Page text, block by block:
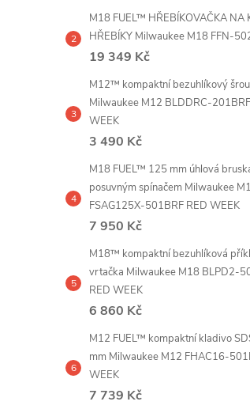
e
l
M18 FUEL™ HŘEBÍKOVAČKA NA
HŘEBÍKY Milwaukee M18 FFN-
19 349 Kč
M12™ kompaktní bezuhlíkový
Milwaukee M12 BLDDRC-
WEEK
3 490 Kč
M18 FUEL™ 125 mm úhlová
posuvným spínačem Milwaukee
FSAG125X-501BRF RED WEEK
7 950 Kč
M18™ kompaktní bezuhlíková
vrtačka Milwaukee M18 BLPD2-
RED WEEK
6 860 Kč
M12 FUEL™ kompaktní kladivo
mm Milwaukee M12 FHAC16-
WEEK
7 739 Kč